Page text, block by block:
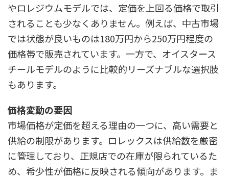
やロレジウムモデルでは、定価を上回る価格で取引
されることも少なくありません。例えば、中古市場
では状態が良いものは180万円から250万円程度の
価格帯で販売されています。一方で、オイスタース
チールモデルのように比較的リーズナブルな選択肢
もあります。
価格変動の要因
市場価格が定価を超える理由の一つに、高い需要と
供給の制限があります。ロレックスは供給数を厳密
に管理しており、正規店での在庫が限られているた
め、希少性が価格に反映される傾向があります。ま